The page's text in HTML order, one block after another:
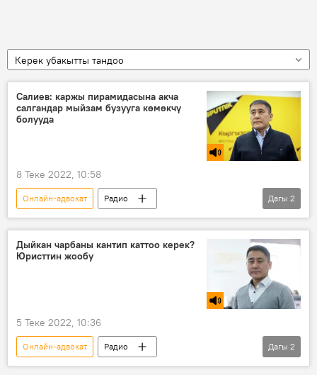
Керек убакытты тандоо
Салиев: каржы пирамидасына акча
салгандар мыйзам бузууга көмөкчү
болууда
8 Теке 2022, 10:58
Онлайн-адвокат
Радио
Калыгул Салиев
мыйзам
каржы пирамидасы
Дагы 2
Дыйкан чарбаны кантип каттоо керек?
Юристтин жообу
5 Теке 2022, 10:36
Онлайн-адвокат
Радио
Калыгул Салиев
карыз мыйзам
Дагы 2